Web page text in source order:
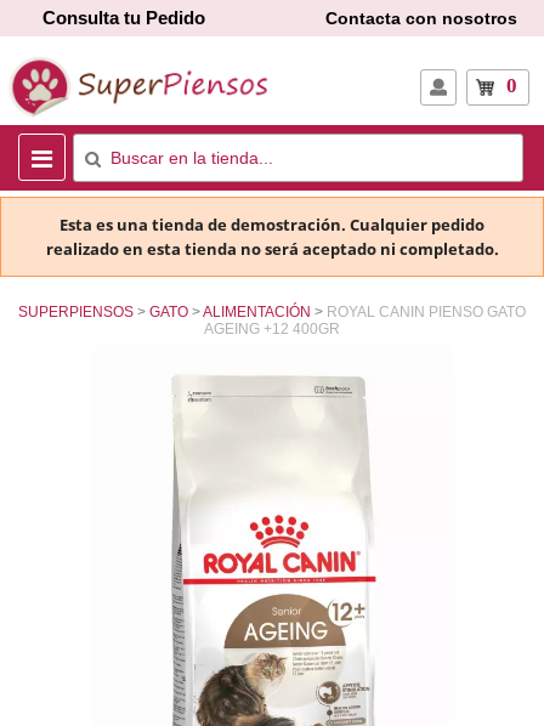
Consulta tu Pedido Contacta con nosotros
0
Esta es una tienda de demostración. Cualquier pedido
realizado en esta tienda no será aceptado ni completado.
SUPERPIENSOS GATO ALIMENTACIÓN
ROYAL CANIN PIENSO GATO
AGEING +12 400GR